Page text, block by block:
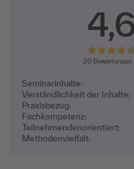
20 Bewertungen
Seminarinhalte:
Verständlichkeit der Inhalte:
Praxisbezug:
Fachkompetenz:
Teilnehmenden­orientiert:
Methodenvielfalt: